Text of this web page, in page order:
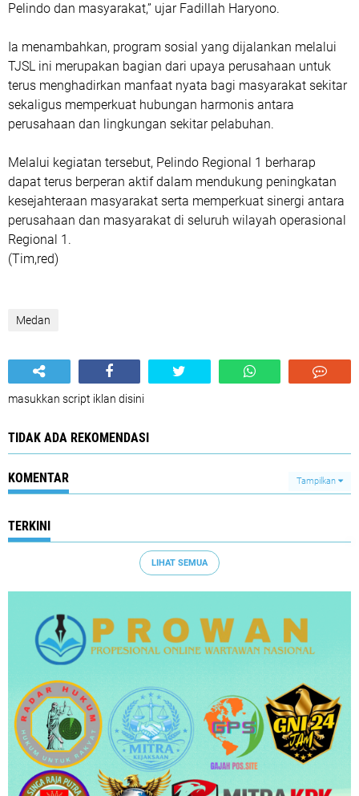
Pelindo dan masyarakat,” ujar Fadillah Haryono.
Ia menambahkan, program sosial yang dijalankan melalui
TJSL ini merupakan bagian dari upaya perusahaan untuk
terus menghadirkan manfaat nyata bagi masyarakat sekitar
sekaligus memperkuat hubungan harmonis antara
perusahaan dan lingkungan sekitar pelabuhan.
Melalui kegiatan tersebut, Pelindo Regional 1 berharap
dapat terus berperan aktif dalam mendukung peningkatan
kesejahteraan masyarakat serta memperkuat sinergi antara
perusahaan dan masyarakat di seluruh wilayah operasional
Regional 1.
(Tim,red)
Medan
masukkan script iklan disini
TIDAK ADA REKOMENDASI
KOMENTAR Tampilkan
TERKINI
LIHAT SEMUA